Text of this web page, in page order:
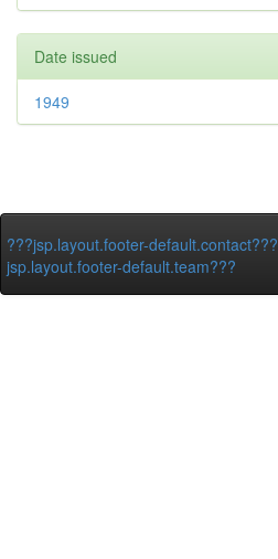
Date issued
1949
???jsp.layout.footer-default.contact???
jsp.layout.footer-default.team???